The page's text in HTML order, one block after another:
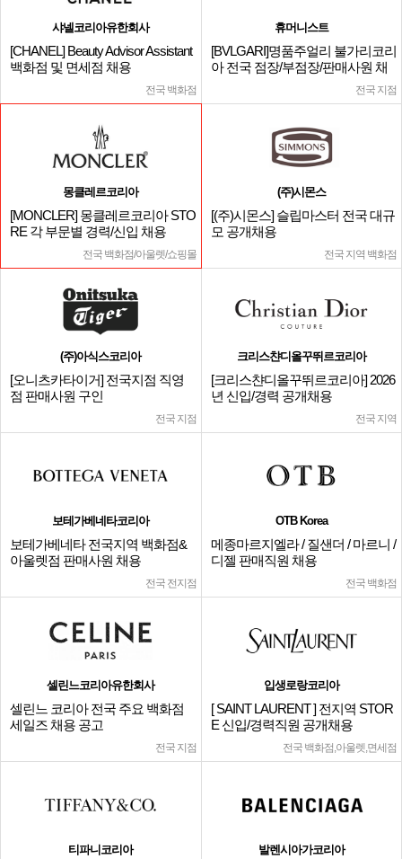
샤넬코리아유한회사
[CHANEL] Beauty Advisor Assistant
백화점 및 면세점 채용
전국 백화점
휴머니스트
[BVLGARI]명품주얼리 불가리코리
아 전국 점장/부점장/판매사원 채
전국 지점
몽클레르코리아
[MONCLER] 몽클레르코리아 STO
RE 각 부문별 경력/신입 채용
전국 백화점/아울렛/쇼핑몰
(주)시몬스
[(주)시몬스] 슬립마스터 전국 대규
모 공개채용
전국 지역 백화점
(주)아식스코리아
[오니츠카타이거] 전국지점 직영
점 판매사원 구인
전국 지점
크리스챤디올꾸뛰르코리아
[크리스챤디올꾸뛰르코리아] 2026
년 신입/경력 공개채용
전국 지역
보테가베네타코리아
보테가베네타 전국지역 백화점&
아울렛점 판매사원 채용
전국 전지점
OTB Korea
메종마르지엘라 / 질샌더 / 마르니 /
디젤 판매직원 채용
전국 백화점
셀린느코리아유한회사
셀린느 코리아 전국 주요 백화점
세일즈 채용 공고
전국 지점
입생로랑코리아
[ SAINT LAURENT ] 전지역 STOR
E 신입/경력직원 공개채용
전국 백화점,아울렛,면세점
티파니코리아 발렌시아가코리아